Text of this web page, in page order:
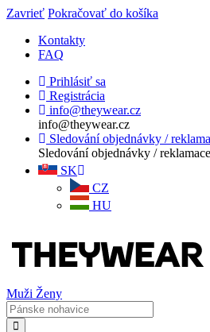
Zavrieť Pokračovať do košíka
Kontakty
FAQ
Prihlásiť sa
Registrácia
info@theywear.cz
info@theywear.cz
Sledování objednávky /
Sledování objednávky /
SK
CZ
HU
Muži Ženy